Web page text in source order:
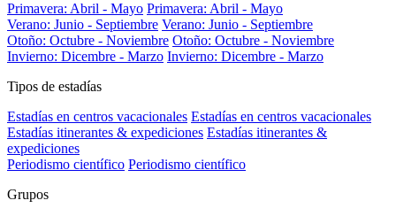
Primavera: Abril - Mayo Primavera: Abril - Mayo
Verano: Junio - Septiembre Verano: Junio - Septiembre
Otoño: Octubre - Noviembre Otoño: Octubre - Noviembre
Invierno: Dicembre - Marzo Invierno: Dicembre - Marzo
Tipos de estadías
Estadías en centros vacacionales Estadías en centros vacacionales
Estadías itinerantes & expediciones Estadías itinerantes &
expediciones
Periodismo científico Periodismo científico
Grupos